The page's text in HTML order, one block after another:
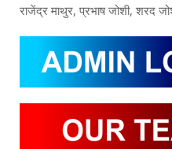
राजेंद्र माथुर, प्रभाष जोशी, शरद